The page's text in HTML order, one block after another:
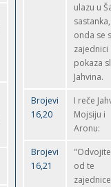
ulazu u
sastanka,
onda se
zajednici
pokaza
Jahvina.
Brojevi
16,20
I reče
Mojsiju i
Aronu:
Brojevi
16,21
od te